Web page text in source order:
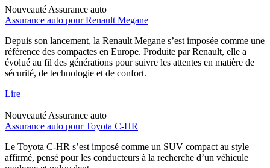
Nouveauté Assurance auto
Assurance auto pour Renault Megane
Depuis son lancement, la Renault Megane s’est imposée comme une
référence des compactes en Europe. Produite par Renault, elle a
évolué au fil des générations pour suivre les attentes en matière de
sécurité, de technologie et de confort.
Lire
Nouveauté Assurance auto
Assurance auto pour Toyota C-HR
Le Toyota C-HR s’est imposé comme un SUV compact au style
affirmé, pensé pour les conducteurs à la recherche d’un véhicule